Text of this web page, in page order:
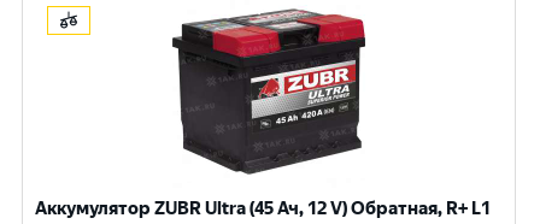
Аккумулятор ZUBR Ultra (45 Ач, 12 V) Обратная, R+ L1